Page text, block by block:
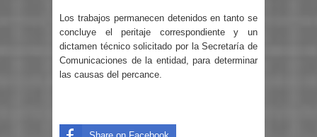
Los trabajos permanecen detenidos en tanto se
concluye el peritaje correspondiente y un
dictamen técnico solicitado por la Secretaría de
Comunicaciones de la entidad, para determinar
las causas del percance.